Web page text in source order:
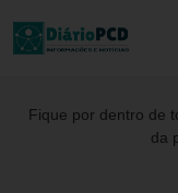
Fique por dentro de
da